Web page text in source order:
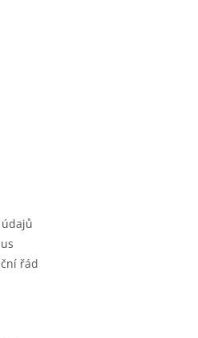
řád